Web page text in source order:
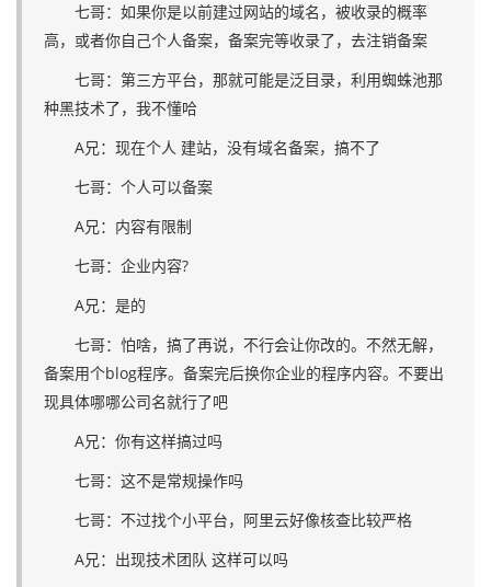
七哥：如果你是以前建过网站的域名，被收录的概率
高，或者你自己个人备案，备案完等收录了，去注销备案
七哥：第三方平台，那就可能是泛目录，利用蜘蛛池那
种黑技术了，我不懂哈
A兄：现在个人 建站，没有域名备案，搞不了
七哥：个人可以备案
A兄：内容有限制
七哥：企业内容?
A兄：是的
七哥：怕啥，搞了再说，不行会让你改的。不然无解，
备案用个blog程序。备案完后换你企业的程序内容。不要出
现具体哪哪公司名就行了吧
A兄：你有这样搞过吗
七哥：这不是常规操作吗
七哥：不过找个小平台，阿里云好像核查比较严格
A兄：出现技术团队 这样可以吗